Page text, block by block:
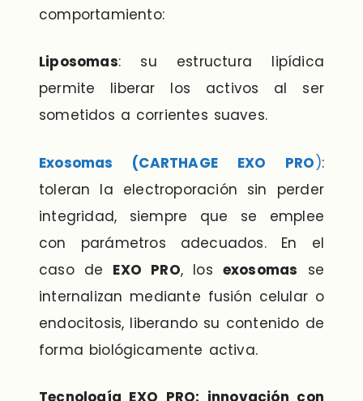
comportamiento:
Liposomas: su estructura lipídica
permite liberar los activos al ser
sometidos a corrientes suaves.
Exosomas (CARTHAGE EXO PRO):
toleran la electroporación sin perder
integridad, siempre que se emplee
con parámetros adecuados. En el
caso de EXO PRO, los exosomas se
internalizan mediante fusión celular o
endocitosis, liberando su contenido de
forma biológicamente activa.